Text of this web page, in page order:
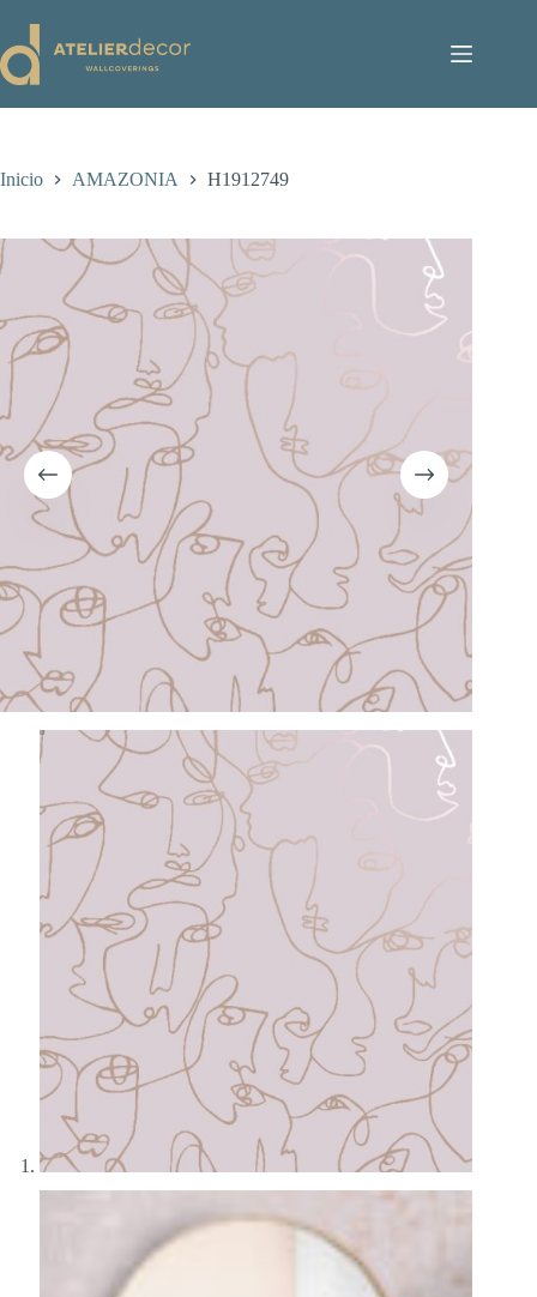
contenido
Inicio AMAZONIA H1912749